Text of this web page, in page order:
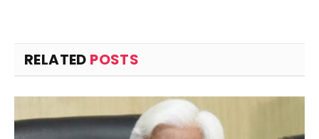
RELATED POSTS